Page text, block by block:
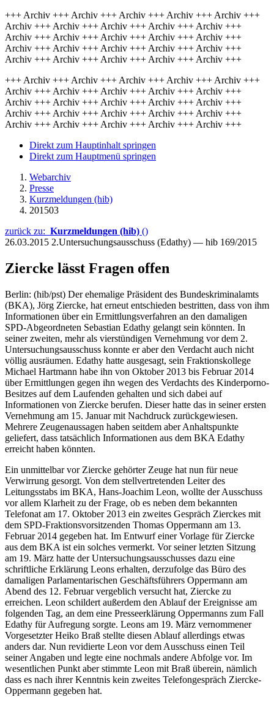
+++ Archiv +++ Archiv +++ Archiv +++ Archiv +++ Archiv +++
Archiv +++ Archiv +++ Archiv +++ Archiv +++ Archiv +++
Archiv +++ Archiv +++ Archiv +++ Archiv +++ Archiv +++
Archiv +++ Archiv +++ Archiv +++ Archiv +++ Archiv +++
Archiv +++ Archiv +++ Archiv +++ Archiv +++ Archiv +++
+++ Archiv +++ Archiv +++ Archiv +++ Archiv +++ Archiv +++
Archiv +++ Archiv +++ Archiv +++ Archiv +++ Archiv +++
Archiv +++ Archiv +++ Archiv +++ Archiv +++ Archiv +++
Archiv +++ Archiv +++ Archiv +++ Archiv +++ Archiv +++
Archiv +++ Archiv +++ Archiv +++ Archiv +++ Archiv +++
Direkt zum Hauptinhalt springen
Direkt zum Hauptmenü springen
Webarchiv
Presse
Kurzmeldungen (hib)
201503
zurück zu: Kurzmeldungen (hib) ()
26.03.2015 2.Untersuchungsausschuss (Edathy) — hib 169/2015
Ziercke lässt Fragen offen
Berlin: (hib/pst) Der ehemalige Präsident des Bundeskriminalamts
(BKA), Jörg Ziercke, hat erneut entschieden bestritten, dass von ihm
Informationen über ein Ermittlungsverfahren an den damaligen
SPD-Abgeordneten Sebastian Edathy gelangt sein könnten. In
seiner zweiten, mehr als vierstündigen Vernehmung vor dem 2.
Untersuchungsausschuss konnte er aber den Verdacht auch nicht
völlig ausräumen. Edathy hatte ausgesagt, sein Fraktionskollege
Michael Hartmann habe ihn von Oktober 2013 bis Februar 2014
über Ermittlungen gegen ihn wegen des Verdachts des Kinderporno-
Besitzes auf dem Laufenden gehalten und sich dabei auf
Informationen von Ziercke berufen. Dieser hatte das in seiner ersten
Vernehmung am 15. Januar mit Nachdruck zurückgewiesen.
Mehrere Zeugenaussagen haben seitdem aber Anhaltspunkte
geliefert, dass tatsächlich Informationen aus dem BKA Edathy
erreicht haben könnten.
Ein unmittelbar vor Ziercke gehörter Zeuge hat nun für neue
Verwirrung gesorgt. Von dem stellvertretenden Leiter des
Leitungsstabs im BKA, Hans-Joachim Leon, wollte der Ausschuss
vor allem Klarheit zu der Frage, ob es neben dem bekannten
Telefonat am 17. Oktober 2013 ein zweites Gespräch Zierckes mit
dem SPD-Fraktionsvorsitzenden Thomas Oppermann am 13.
Februar 2014 gegeben hat. Im Entwurf einer Vorlage für Ziercke
aus dem BKA ist ein solches vermerkt. Vor seiner letzten Sitzung
am 19. März hatte der Untersuchungsausschusses dazu eine
schriftliche Erklärung Leons erhalten, derzufolge das Büro des
damaligen Parlamentarischen Geschäftsführers Oppermann am
Abend des 12. Februar vergeblich versucht hat, Ziercke zu
erreichen. Leon schildert außerdem den Ablauf der Ereignisse am
folgenden Tag, an dem eine Presseerklärung Oppermanns zum Fall
Edathy für Aufregung sorgte. Leons am 19. März vernommener
Vorgesetzter Heiko Braß stellte diesen Ablauf allerdings etwas
anders dar. Nun revidierte Leon vor dem Ausschuss einen Teil
seiner Angaben und legte eine nochmals andere Abfolge vor. Im
wesentlichen Punkt aber stimmte Leon mit Braß überein, nämlich
dass es nach ihrer Kenntnis kein zweites Telefongespräch Ziercke-
Oppermann gegeben hat.